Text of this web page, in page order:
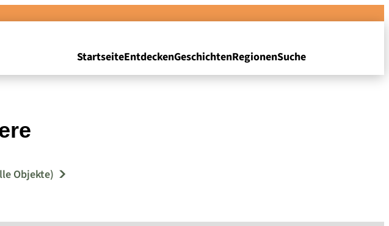
StartseiteEntdeckenGeschichtenRegionenSuche
Objekte)